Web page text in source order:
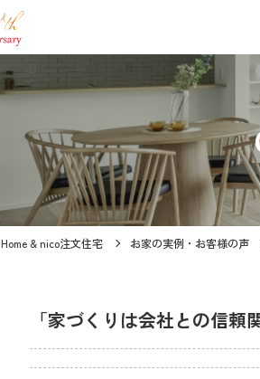
Home & nico注文住宅 お家の実例・お客様の声
「家づくりは会社との信